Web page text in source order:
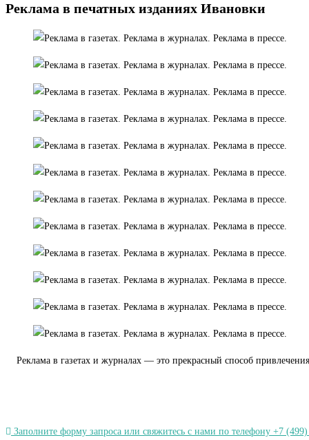
Реклама в печатных изданиях Ивановки
Реклама в газетах и журналах — это прекрасный способ
Заполните форму запроса или свяжитесь с нами по телефону +7